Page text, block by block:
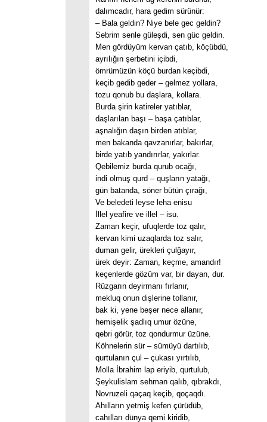
dalımcadır, hara gedim sürünür:
– Bala geldin? Niye bele gec geldin?
Sebrim senle güleşdi, sen güc geldin.
Men gördüyüm kervan çatıb, köçübdü,
ayrılığın şerbetini içibdi,
ömrümüzün köçü burdan keçibdi,
keçib gedib geder – gelmez yollara,
tozu qonub bu daşlara, kollara.
Burda şirin katireler yatıblar,
daşlarılan başı – başa çatıblar,
aşnalığın daşın birden atıblar,
men bakanda qavzanırlar, bakırlar,
birde yatıb yandırırlar, yakırlar.
Qebilemiz burda qurub ocağı,
indi olmuş qurd – quşların yatağı,
gün batanda, söner bütün çırağı,
Ve beledeti leyse leha enisu
İllel yeafire ve illel – isu.
Zaman keçir, ufuqlerde toz qalır,
kervan kimi uzaqlarda toz salır,
duman gelir, ürekleri çulğayır,
ürek deyir: Zaman, keçme, amandır!
keçenlerde gözüm var, bir dayan, dur.
Rüzgarın deyirmanı fırlanır,
mekluq onun dişlerine tollanır,
bak ki, yene beşer nece allanır,
hemişelik şadlıq umur özüne,
qebri görür, toz qondurmur üzüne.
Köhnelerin sür – sümüyü dartılıb,
qurtulanın çul – çukası yırtılıb,
Molla İbrahim lap eriyib, qurtulub,
Şeykulislam sehman qalıb, qıbrakdı,
Novruzeli qaçaq keçib, qoçaqdı.
Ahılların yetmiş kefen çürüdüb,
cahılları dünya qemi kiridib,